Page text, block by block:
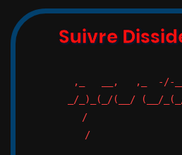
Suivre
,_   __,   ,_  -/-
_/_)_(_/(__/ (__/
/
/